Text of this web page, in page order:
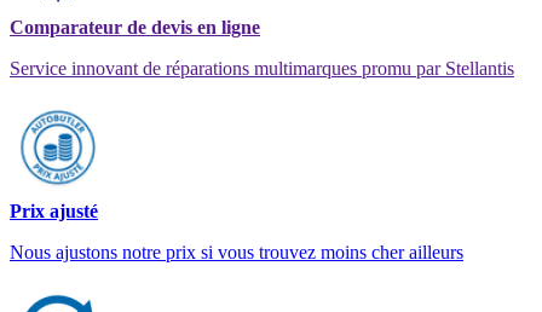
Comparateur de devis en ligne
Service innovant de réparations multimarques promu par Stellantis
Prix ajusté
Nous ajustons notre prix si vous trouvez moins cher ailleurs